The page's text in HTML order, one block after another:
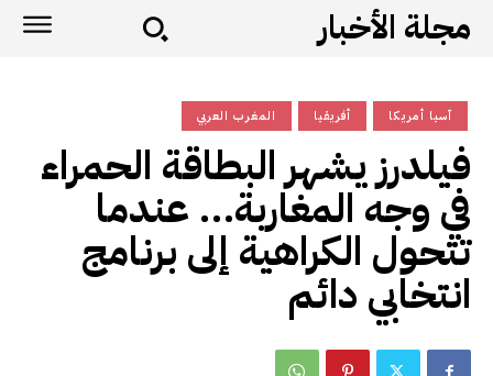
مجلة الأخبار
آسيا أمريكا أفريقيا المغرب العربي
فيلدرز يشهر البطاقة الحمراء
في وجه المغاربة… عندما
تتحول الكراهية إلى برنامج
انتخابي دائم